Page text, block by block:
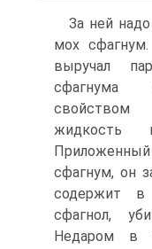
За ней
мох
выручал
сфагнума
жидкость
сфагнум, он
содержит в
сфагнол,
Недаром в